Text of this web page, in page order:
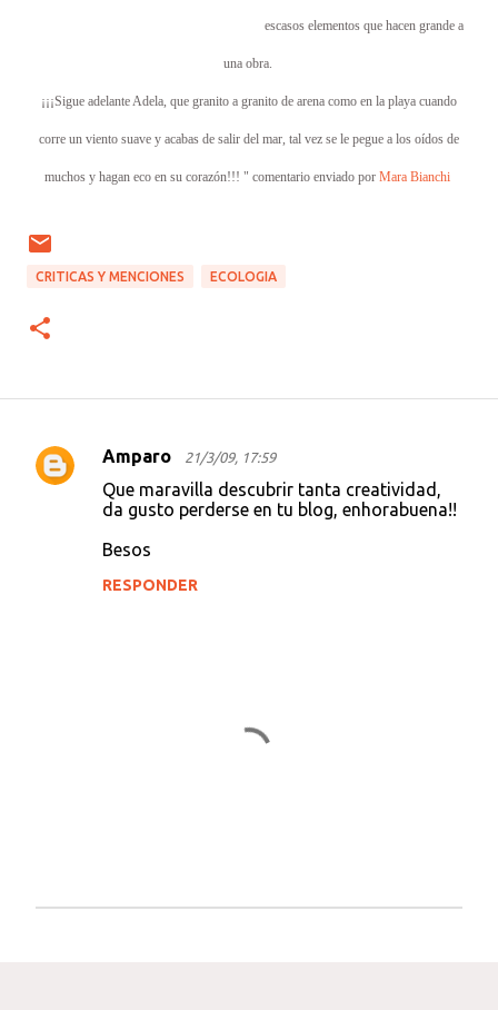
escasos elementos que hacen grande a
una obra.
¡¡¡Sigue adelante Adela, que granito a granito de arena como en la playa cuando
corre un viento suave y acabas de salir del mar, tal vez se le pegue a los oídos de
muchos y hagan eco en su corazón!!! " comentario enviado por Mara Bianchi
CRITICAS Y MENCIONES ECOLOGIA
C
Amparo 21/3/09, 17:59
Que maravilla descubrir tanta creatividad,
da gusto perderse en tu blog, enhorabuena!!
Besos
RESPONDER